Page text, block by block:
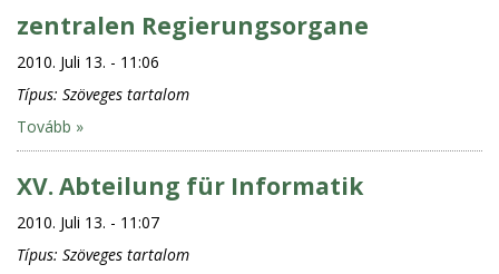
zentralen Regierungsorgane
2010. Juli 13. - 11:06
Típus: Szöveges tartalom
Tovább »
XV. Abteilung für Informatik
2010. Juli 13. - 11:07
Típus: Szöveges tartalom